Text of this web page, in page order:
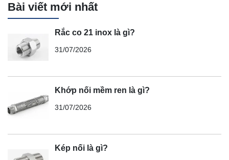
Bài viết mới nhất
Rắc co 21 inox là gì?
31/07/2026
Khớp nối mềm ren là gì?
31/07/2026
Kép nối là gì?